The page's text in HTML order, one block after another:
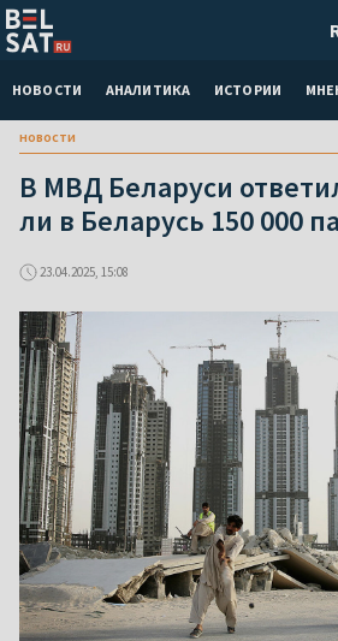
НОВОСТИ АНАЛИТИКА ИСТОРИИ
новости
В МВД Беларуси
ли в Беларусь 150 000
23.04.2025, 15:08